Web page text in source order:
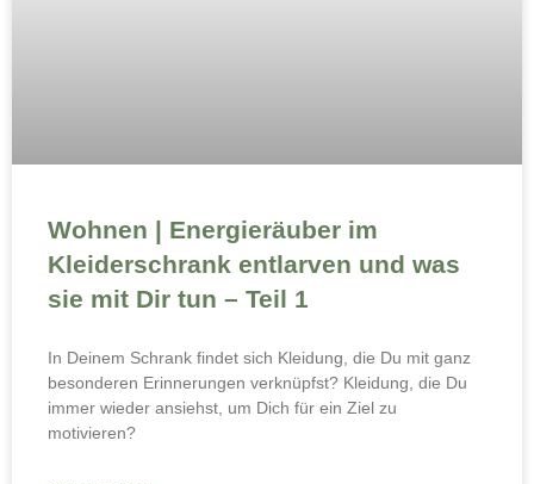
Wohnen | Energieräuber im
Kleiderschrank entlarven und was
sie mit Dir tun – Teil 1
In Deinem Schrank findet sich Kleidung, die Du mit ganz
besonderen Erinnerungen verknüpfst? Kleidung, die Du
immer wieder ansiehst, um Dich für ein Ziel zu
motivieren?